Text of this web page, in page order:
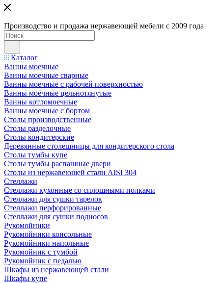
Производство и продажа нержавеющей мебели с 2009 года
Каталог
Ванны моечные
Ванны моечные сварные
Ванны моечные с рабочей поверхностью
Ванны моечные цельнотянутые
Ванны котломоечные
Ванны моечные с бортом
Столы производственные
Столы разделочные
Столы кондитерские
Деревянные столешницы для кондитерского стола
Столы тумбы купе
Столы тумбы распашные двери
Столы из нержавеющей стали AISI 304
Стеллажи
Стеллажи кухонные со сплошными полками
Стеллажи для сушки тарелок
Стеллажи перфорированные
Стеллажи для сушки подносов
Рукомойники
Рукомойники консольные
Рукомойники напольные
Рукомойник с тумбой
Рукомойник с педалью
Шкафы из нержавеющей стали
Шкафы купе